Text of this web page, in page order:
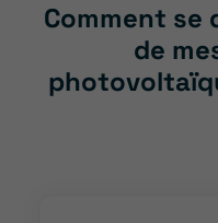
Comment se
de